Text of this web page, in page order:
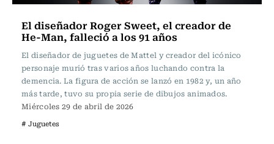
El diseñador Roger Sweet, el creador de
He-Man, falleció a los 91 años
El diseñador de juguetes de Mattel y creador del icónico
personaje murió tras varios años luchando contra la
demencia. La figura de acción se lanzó en 1982 y, un año
más tarde, tuvo su propia serie de dibujos animados.
Miércoles 29 de abril de 2026
# Juguetes